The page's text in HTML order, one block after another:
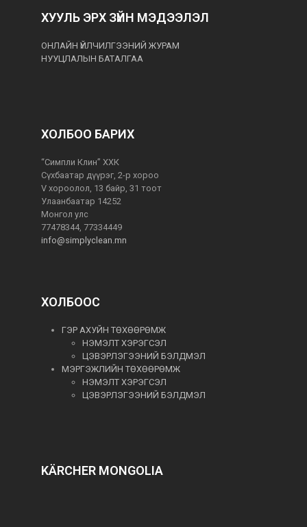
ХУУЛЬ ЭРХ ЗҮЙН МЭДЭЭЛЭЛ
ОНЛАЙН ҮЙЛЧИЛГЭЭНИЙ ЖУРАМ
НУУЦЛАЛЫН БАТАЛГАА
ХОЛБОО БАРИХ
“Симпли Клин” ХХК
Сүхбаатар дүүрэг, 2-р хороо
V хороолол, 13 байр, 31 тоот
Улаанбаатар 14252
Монгол улс
77478344, 77334449
info@simplyclean.mn
ХОЛБООС
ГЭР АХУЙН ТӨХӨӨРӨМЖ
НЭМЭЛТ ХЭРЭГСЭЛ
ЦЭВЭРЛЭГЭЭНИЙ БЭЛДМЭЛ
МЭРГЭЖЛИЙН ТӨХӨӨРӨМЖ
НЭМЭЛТ ХЭРЭГСЭЛ
ЦЭВЭРЛЭГЭЭНИЙ БЭЛДМЭЛ
KÄRCHER MONGOLIA